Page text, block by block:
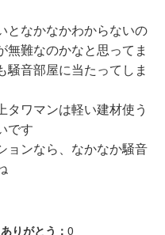
となかなかわからないの
無難なのかなと思ってま
騒音部屋に当たってしま
タワマンは軽い建材使う
です
ョンなら、なかなか騒音
ありがとう： 0